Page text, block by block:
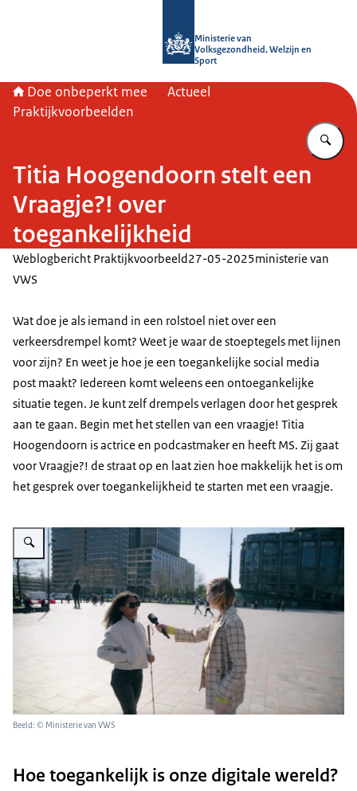
Ministerie van
Volksgezondheid, Welzijn en
Sport
Doe onbeperkt mee
Actueel
Praktijkvoorbeelden
Titia Hoogendoorn stelt een
Vraagje?! over
toegankelijkheid
Weblogbericht Praktijkvoorbeeld27-05-2025ministerie van
VWS
Wat doe je als iemand in een rolstoel niet over een
verkeersdrempel komt? Weet je waar de stoeptegels met lijnen
voor zijn? En weet je hoe je een toegankelijke social media
post maakt? Iedereen komt weleens een ontoegankelijke
situatie tegen. Je kunt zelf drempels verlagen door het gesprek
aan te gaan. Begin met het stellen van een vraagje! Titia
Hoogendoorn is actrice en podcastmaker en heeft MS. Zij gaat
voor Vraagje?! de straat op en laat zien hoe makkelijk het is om
het gesprek over toegankelijkheid te starten met een vraagje.
Vergroot afbeelding Titia interviewt een donkere vrouw met zonnebril op
Beeld: © Ministerie van VWS
Hoe toegankelijk is onze digitale wereld?